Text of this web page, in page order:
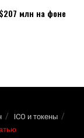
млн на фоне
ICO и токены